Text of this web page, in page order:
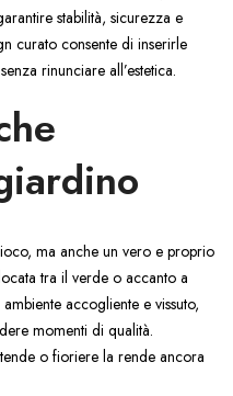
stabilità, sicurezza e
curato consente di inserirle
rinunciare all’estetica.
ma anche un vero e proprio
tra il verde o accanto a
accogliente e vissuto,
momenti di qualità.
o fioriere la rende ancora